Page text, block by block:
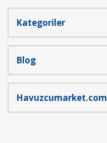
Kategoriler
Blog
Havuzcumarket.com